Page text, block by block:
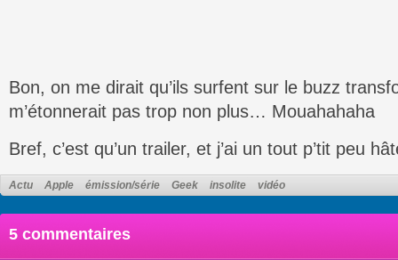
Bon, on me dirait qu’ils surfent sur le buzz
m’étonnerait pas trop non plus… Mouahahaha
Bref, c’est qu’un trailer, et j’ai un tout p’tit peu
Actu Apple émission/série Geek insolite vidéo
5 commentaires